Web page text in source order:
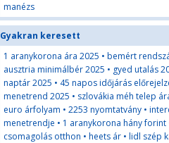
manézs
Gyakran keresett
1 aranykorona ára 2025 • bemért
ausztria minimálbér 2025 • gyed utalás
naptár 2025 • 45 napos időjárás
menetrend 2025 • szlovákia méh telep
euro árfolyam • 2253 nyomtatvány •
menetrendje • 1 aranykorona hány forint
csomagolás otthon • heets ár • lidl szép